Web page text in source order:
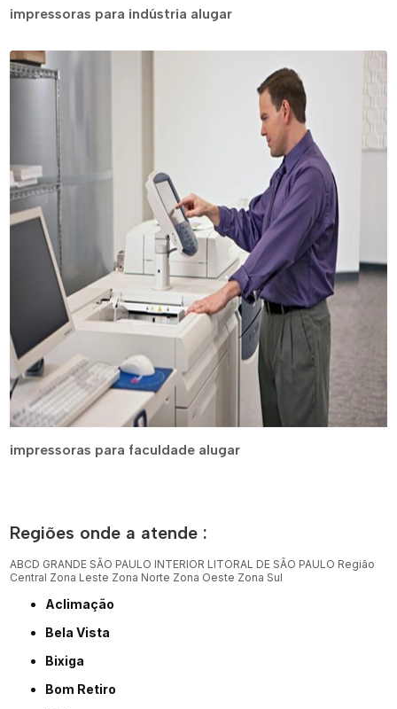
impressoras para indústria alugar
impressoras para faculdade alugar
Regiões onde a atende :
ABCD GRANDE SÃO PAULO INTERIOR LITORAL DE SÃO PAULO Região
Central Zona Leste Zona Norte Zona Oeste Zona Sul
Aclimação
Bela Vista
Bixiga
Bom Retiro